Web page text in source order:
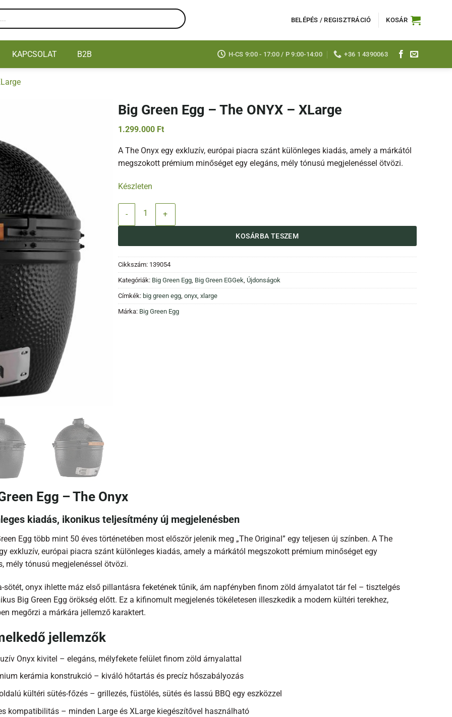
BELÉPÉS / REGISZTRÁCIÓ KOSÁR
KAPCSOLAT B2B H-CS 9:00 - 17:00 / P 9:00-14:00 +36 1 4390063
Big Green Egg – The ONYX – XLarge
1.299.000 Ft
A The Onyx egy exkluzív, európai piacra szánt különleges kiadás, amely a márkától
megszokott prémium minőséget egy elegáns, mély tónusú megjelenéssel ötvözi.
Készleten
Big Green Egg - The ONYX - XLarge mennyiség
KOSÁRBA TESZEM
Cikkszám: 139054
Kategóriák: Big Green Egg Big Green EGGek Újdonságok
Címkék: big green egg onyx xlarge
Márka: Big Green Egg
Egg – The Onyx
kiadás, ikonikus teljesítmény új megjelenésben
Egg több mint 50 éves történetében most először jelenik meg „The Original” egy teljesen új színben. A The
exkluzív, európai piacra szánt különleges kiadás, amely a márkától megszokott prémium minőséget egy
mély tónusú megjelenéssel ötvözi.
sötét, onyx ihlette máz első pillantásra feketének tűnik, ám napfényben finom zöld árnyalatot tár fel – tisztelgés
Big Green Egg örökség előtt. Ez a kifinomult megjelenés tökéletesen illeszkedik a modern kültéri terekhez,
megőrzi a márkára jellemző karaktert.
jellemzők
Onyx kivitel – elegáns, mélyfekete felület finom zöld árnyalattal
kerámia konstrukció – kiváló hőtartás és precíz hőszabályozás
kültéri sütés-főzés – grillezés, füstölés, sütés és lassú BBQ egy eszközzel
kompatibilitás – minden Large és XLarge kiegészítővel használható